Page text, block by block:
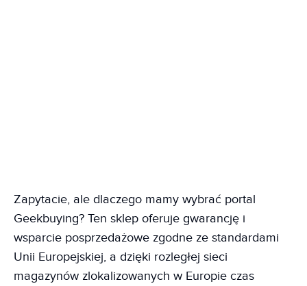
Zapytacie, ale dlaczego mamy wybrać portal
Geekbuying? Ten sklep oferuje gwarancję i
wsparcie posprzedażowe zgodne ze standardami
Unii Europejskiej, a dzięki rozległej sieci
magazynów zlokalizowanych w Europie czas